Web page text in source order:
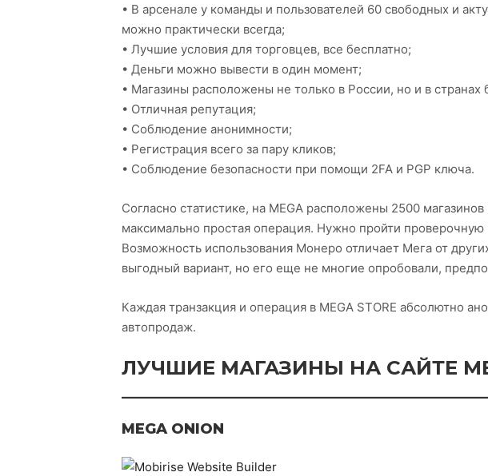
• В арсенале у команды и пользователей 60 свободных и
можно практически всегда;
• Лучшие условия для торговцев, все бесплатно;
• Деньги можно вывести в один момент;
• Магазины расположены не только в России, но и в
• Отличная репутация;
• Соблюдение анонимности;
• Регистрация всего за пару кликов;
• Соблюдение безопасности при помощи 2FA и PGP ключа.
Согласно статистике, на MEGA расположены 2500
максимально простая операция. Нужно пройти проверочную
Возможность использования Монеро отличает Мега от
выгодный вариант, но его еще не многие опробовали,
Каждая транзакция и операция в MEGA STORE абсолютно
автопродаж.
ЛУЧШИЕ МАГАЗИНЫ НА САЙТЕ
MEGA ONION